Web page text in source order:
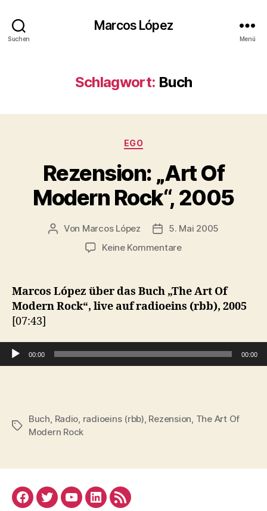
Suchen
Marcos López
Menü
Schlagwort: Buch
Kategorien
EGO
Rezension: „Art Of
Modern Rock“, 2005
Beitragsautor
Von Marcos López Veröffentlichungsdatum
5. Mai 2005
Keine Kommentarezu
Of
Modern
Rock“,
Marcos López über das Buch „The Art Of
Modern Rock“, live auf radioeins (rbb), 2005
[07:43]
Audio-Player
00:00 00:00
Schlagwörter
Buch Radio radioeins (rbb) Rezension The Art Of
Modern Rock
Facebook
TwitterYouTube
LinkedRSS